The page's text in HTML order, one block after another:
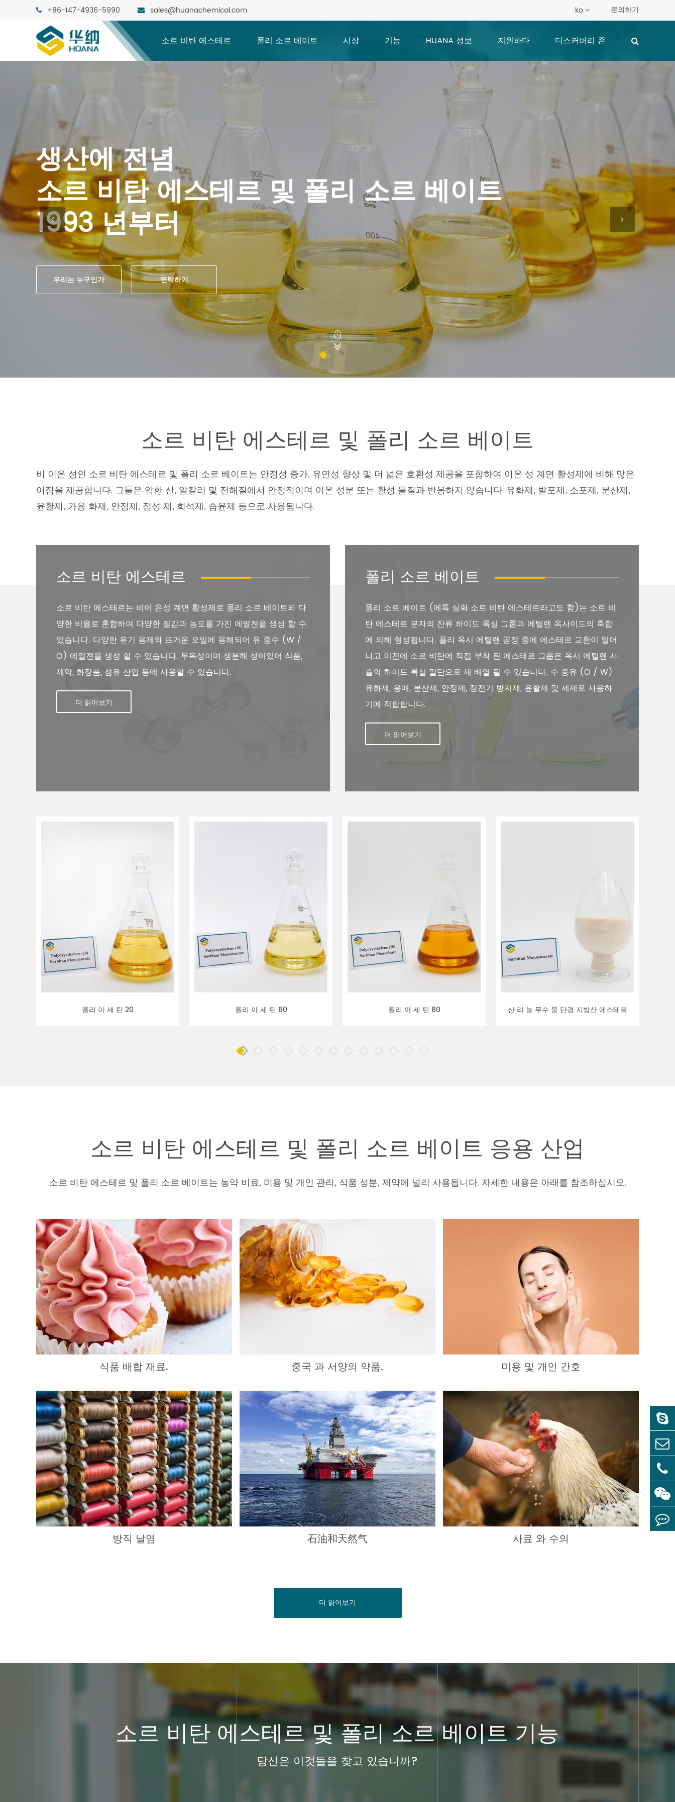
+86-147-4936-5990 sales@huanachemical.com ko 문의하기
소르 비탄 에스테르 폴리 소르 베이트 시장 기능 HUANA 정보 지원하다 디스커버리 존
생산에 전념
소르 비탄 에스테르 및 폴리 소르 베이트
1993 년부터
우리는 누구인가 연락하기


소르 비탄 에스테르 및 폴리 소르 베이트
비 이온 성인 소르 비탄 에스테르 및 폴리 소르 베이트는 안정성 증가, 유연성 향상 및 더 넓은 호환성 제공을 포함하여 이온 성 계면 활성제에 비해 많은
이점을 제공합니다. 그들은 약한 산, 알칼리 및 전해질에서 안정적이며 이온 성분 또는 활성 물질과 반응하지 않습니다. 유화제, 발포제, 소포제, 분산제,
윤활제, 가용 화제, 안정제, 점성 제, 희석제, 습윤제 등으로 사용됩니다.
소르 비탄 에스테르
소르 비탄 에스테르는 비이 온성 계면 활성제로 폴리 소르 베이트와 다
양한 비율로 혼합하여 다양한 질감과 농도를 가진 에멀젼을 생성 할 수
있습니다. 다양한 유기 용제와 뜨거운 오일에 용해되어 유 중수 (W /
O) 에멀젼을 생성 할 수 있습니다. 무독성이며 생분해 성이있어 식품,
제약, 화장품, 섬유 산업 등에 사용할 수 있습니다.
더 읽어보기
폴리 소르 베이트
폴리 소르 베이트 (에톡 실화 소르 비탄 에스테르라고도 함)는 소르 비
탄 에스테르 분자의 잔류 하이드 록실 그룹과 에틸렌 옥사이드의 축합
에 의해 형성됩니다. 폴리 옥시 에틸렌 공정 중에 에스테르 교환이 일어
나고 이전에 소르 비탄에 직접 부착 된 에스테르 그룹은 옥시 에틸렌 사
슬의 하이드 록실 말단으로 재 배열 될 수 있습니다. 수 중유 (O / W)
유화제, 용매, 분산제, 안정제, 정전기 방지제, 윤활제 및 세제로 사용하
기에 적합합니다.
더 읽어보기
폴리 아 세 틴 20 폴리 아 세 틴 60 폴리 아 세 틴 80 산 리 놀 무수 물 단경 지방산 에스테르
소르 비탄 에스테르 및 폴리 소르 베이트 응용 산업
소르 비탄 에스테르 및 폴리 소르 베이트는 농약 비료, 미용 및 개인 관리, 식품 성분, 제약에 널리 사용됩니다. 자세한 내용은 아래를 참조하십시오.
식품 배합 재료. 중국 과 서양의 약품. 미용 및 개인 간호
방직 날염 石油和天然气 사료 와 수의
더 읽어보기
소르 비탄 에스테르 및 폴리 소르 베이트 기능
당신은 이것들을 찾고 있습니까?